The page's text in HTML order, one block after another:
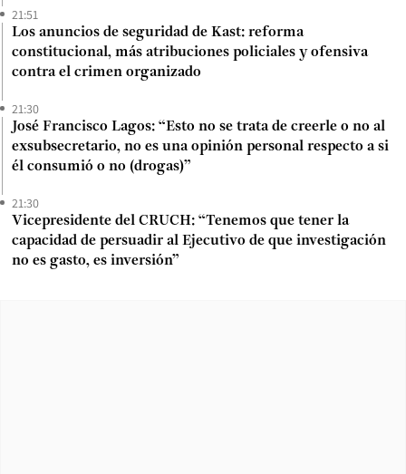
21:51
Los anuncios de seguridad de Kast: reforma
constitucional, más atribuciones policiales y ofensiva
contra el crimen organizado
21:30
José Francisco Lagos: “Esto no se trata de creerle o no al
exsubsecretario, no es una opinión personal respecto a si
él consumió o no (drogas)”
21:30
Vicepresidente del CRUCH: “Tenemos que tener la
capacidad de persuadir al Ejecutivo de que investigación
no es gasto, es inversión”